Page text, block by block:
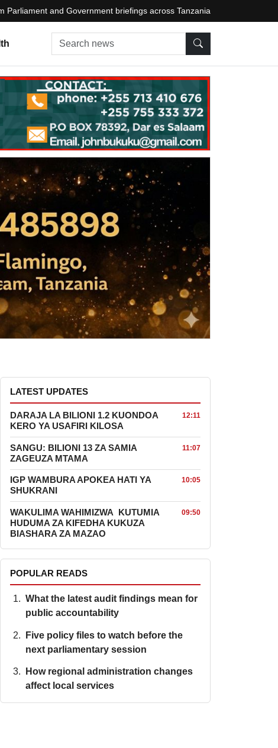
Parliament and Government briefings across Tanzania
Search news
LATEST UPDATES
DARAJA LA BILIONI 1.2 KUONDOA
KERO YA USAFIRI KILOSA
12:11
SANGU: BILIONI 13 ZA SAMIA
ZAGEUZA MTAMA
11:07
IGP WAMBURA APOKEA HATI YA
SHUKRANI
10:05
WAKULIMA WAHIMIZWA KUTUMIA
HUDUMA ZA KIFEDHA KUKUZA
BIASHARA ZA MAZAO
09:50
POPULAR READS
What the latest audit findings mean for
public accountability
Five policy files to watch before the
next parliamentary session
How regional administration changes
affect local services